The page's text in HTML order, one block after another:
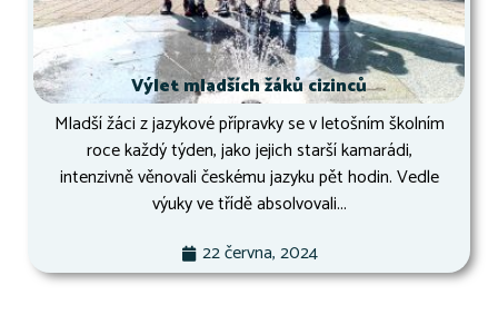
Výlet mladších žáků cizinců
Mladší žáci z jazykové přípravky se v letošním školním
roce každý týden, jako jejich starší kamarádi,
intenzivně věnovali českému jazyku pět hodin. Vedle
výuky ve třídě absolvovali...
22 června, 2024